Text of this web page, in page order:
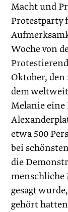
Macht und
Protestparty
Woche von
Oktober, den
dem
Melanie
etwa 500
bei
die
menschliche
gesagt
gehört